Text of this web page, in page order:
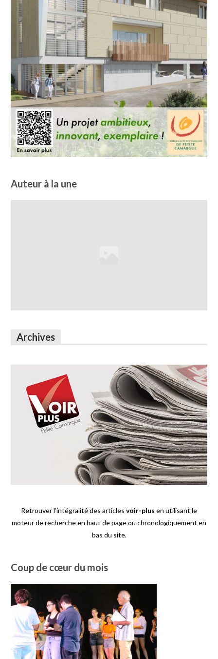
Auteur à la une
Archives
Retrouver l'intégralité des articles voir-plus en utilisant le
moteur de recherche en haut de page ou chronologiquement en
bas du site.
Coup de cœur du mois